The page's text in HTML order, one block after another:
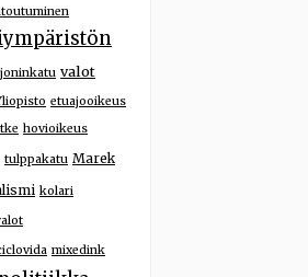
valot
etuajooikeus
hovioikeus
tulppakatu Marek
kolari
mixedink